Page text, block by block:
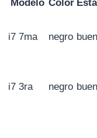
Modelo Color
i7 7ma negro
i7 3ra negro